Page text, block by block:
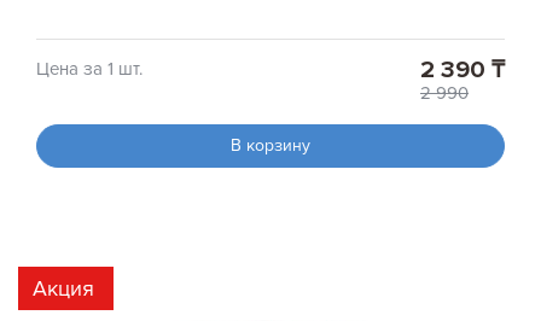
Цена за 1 шт. 2 390 ₸
2 990
В корзину
Акция